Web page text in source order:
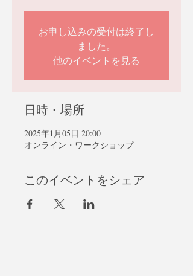
お申し込みの受付は終了し
ました。
他のイベントを見る
日時・場所
2025年1月05日 20:00
オンライン・ワークショップ
このイベントをシェア